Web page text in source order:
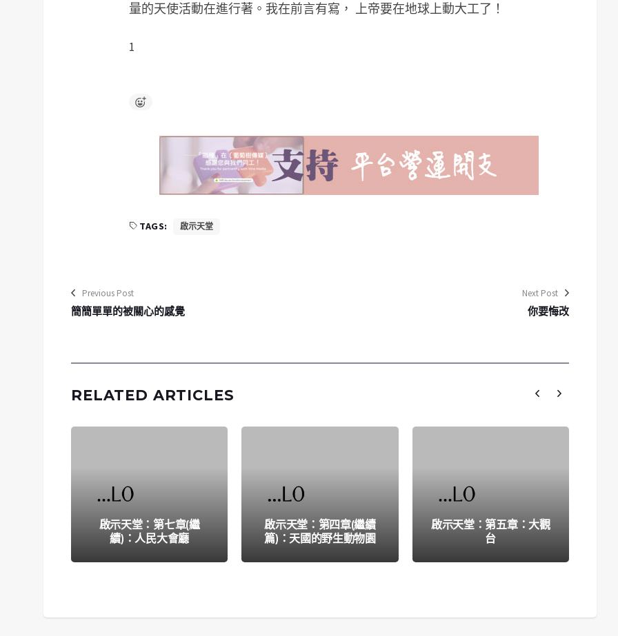
量的天使活動在進行著。我在前言有寫， 上帝要在地球上動大工了！
1
TAGS: 啟示天堂
Previous Post
簡簡單單的被關心的感覺
Next Post
你要悔改
RELATED ARTICLES
啟示天堂：第七章(繼
續)：人民大會廳
啟示天堂：第四章(繼續
篇)：天國的野生動物園
啟示天堂：第五章：大觀
台